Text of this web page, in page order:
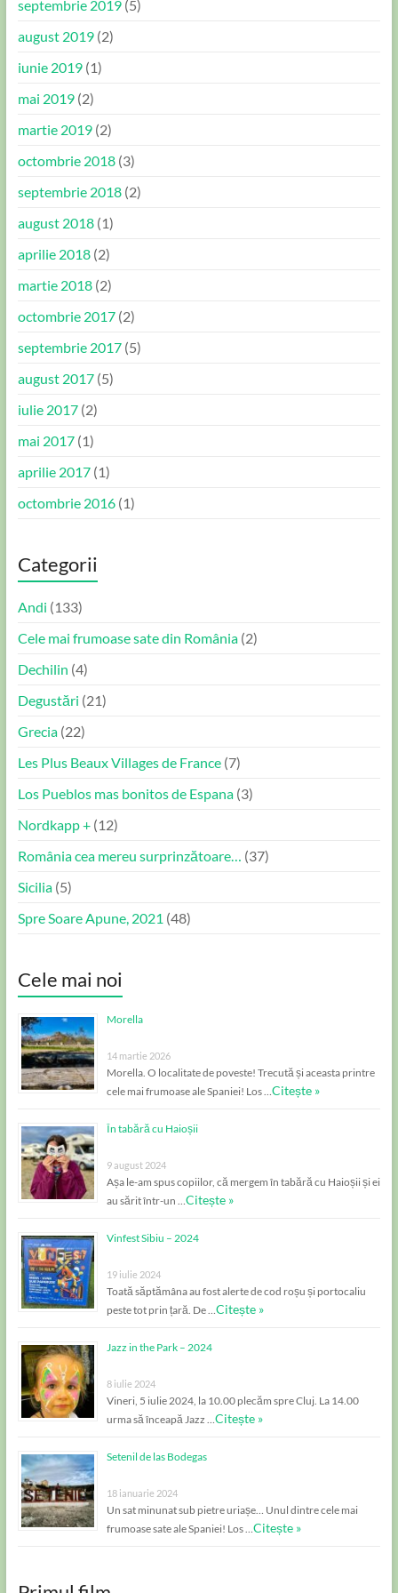
septembrie 2019(5)
august 2019(2)
iunie 2019(1)
mai 2019(2)
martie 2019(2)
octombrie 2018(3)
septembrie 2018(2)
august 2018(1)
aprilie 2018(2)
martie 2018(2)
octombrie 2017(2)
septembrie 2017(5)
august 2017(5)
iulie 2017(2)
mai 2017(1)
aprilie 2017(1)
octombrie 2016(1)
Categorii
Andi (133)
Cele mai frumoase sate din România(2)
Dechilin (4)
Degustări (21)
Grecia(22)
Les Plus Beaux Villages de France(7)
Los Pueblos mas bonitos de Espana(3)
Nordkapp +(12)
România cea mereu surprinzătoare…
(37)
Sicilia(5)
Spre Soare Apune, 2021 (48)
Cele mai noi
Morella
14 martie 2026
Morella. O localitate de poveste! Trecută și aceasta printre
cele mai frumoase ale Spaniei! Los … Citește »
În tabără cu Haioșii
9 august 2024
Așa le-am spus copiilor, că mergem în tabără cu Haioșii și ei
au sărit într-un … Citește »
Vinfest Sibiu – 2024
19 iulie 2024
Toată săptămâna au fost alerte de cod roșu și portocaliu
peste tot prin țară. De … Citește »
Jazz in the Park – 2024
8 iulie 2024
Vineri, 5 iulie 2024, la 10.00 plecăm spre Cluj. La 14.00
urma să înceapă Jazz … Citește »
Setenil de las Bodegas
18 ianuarie 2024
Un sat minunat sub pietre uriașe… Unul dintre cele mai
frumoase sate ale Spaniei! Los … Citește »